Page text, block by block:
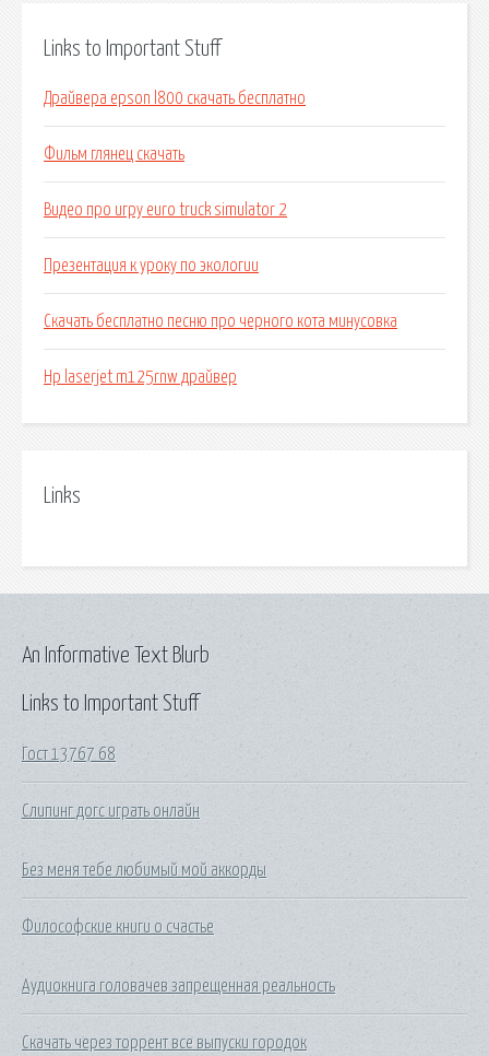
Links to Important Stuff
Драйвера epson l800 скачать бесплатно
Фильм глянец скачать
Видео про игру euro truck simulator 2
Презентация к уроку по экологии
Скачать бесплатно песню про черного кота минусовка
Hp laserjet m125rnw драйвер
Links
Links to Important Stuff
Гост 13767 68
Слипинг догс играть онлайн
Без меня тебе любимый мой аккорды
Философские книги о счастье
Аудиокнига головачев запрещенная реальность
Скачать через торрент все выпуски городок
An Informative Text Blurb